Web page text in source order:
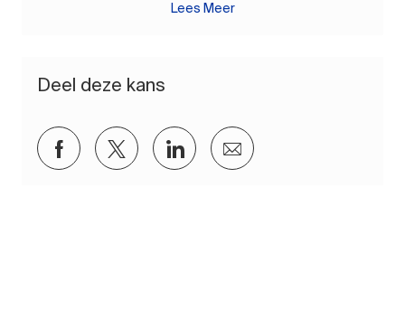
Lees Meer
Deel deze kans
Delen via Facebook
Delen via twitter
Delen via LinkedIn
Delen via e-mail